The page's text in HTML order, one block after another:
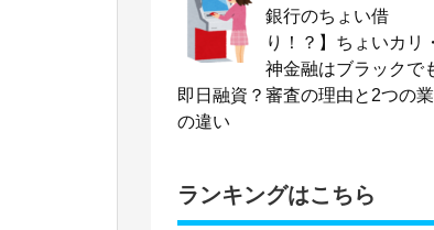
銀行のちょい借
り！？】ちょいカリ・
神金融はブラックで
即日融資？審査の理由と2つの
の違い
ランキングはこちら